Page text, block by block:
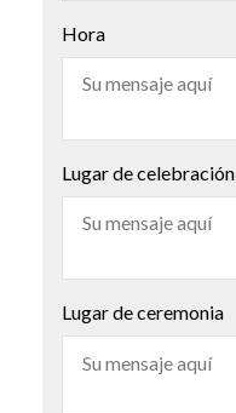
Hora
Lugar de celebración
Lugar de ceremonia